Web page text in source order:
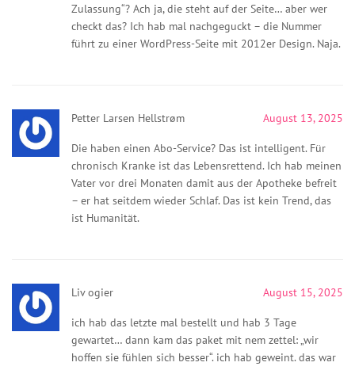
Zulassung“? Ach ja, die steht auf der Seite… aber wer
checkt das? Ich hab mal nachgeguckt – die Nummer
führt zu einer WordPress-Seite mit 2012er Design. Naja.
Petter Larsen Hellstrøm August 13, 2025
Die haben einen Abo-Service? Das ist intelligent. Für
chronisch Kranke ist das Lebensrettend. Ich hab meinen
Vater vor drei Monaten damit aus der Apotheke befreit
– er hat seitdem wieder Schlaf. Das ist kein Trend, das
ist Humanität.
Liv ogier August 15, 2025
ich hab das letzte mal bestellt und hab 3 Tage
gewartet… dann kam das paket mit nem zettel: „wir
hoffen sie fühlen sich besser“. ich hab geweint. das war